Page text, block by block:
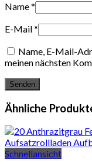
Name*
E-Mail*
Name, E-Mail-
meinen nächsten
Ähnliche
Schnellansicht